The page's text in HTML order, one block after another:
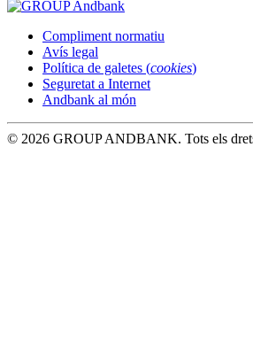
Compliment normatiu
Avís legal
Política de galetes (cookies)
Seguretat a Internet
Andbank al món
© 2026 GROUP ANDBANK. Tots els